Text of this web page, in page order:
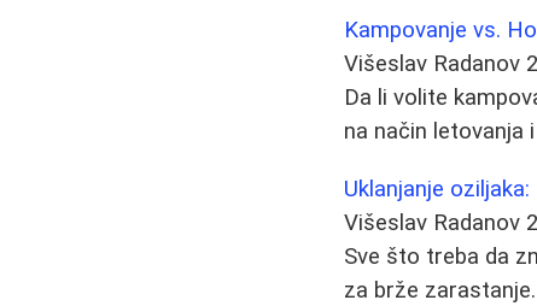
Kampovanje vs.
Višeslav Radanov
Da li volite
na način letovanja
Uklanjanje
Višeslav Radanov
Sve što treba da
za brže